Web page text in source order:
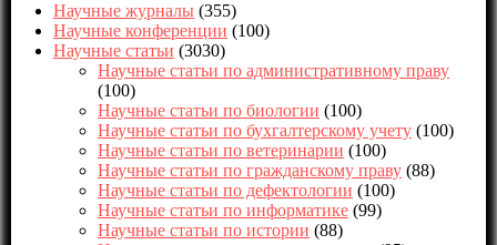
Научные журналы (355)
Научные конференции (100)
Научные статьи (3030)
Научные статьи по административному праву
(100)
Научные статьи по биологии (100)
Научные статьи по бухгалтерскому учету (100)
Научные статьи по ветеринарии (100)
Научные статьи по гражданскому праву (88)
Научные статьи по дефектологии (100)
Научные статьи по информатике (99)
Научные статьи по истории (88)